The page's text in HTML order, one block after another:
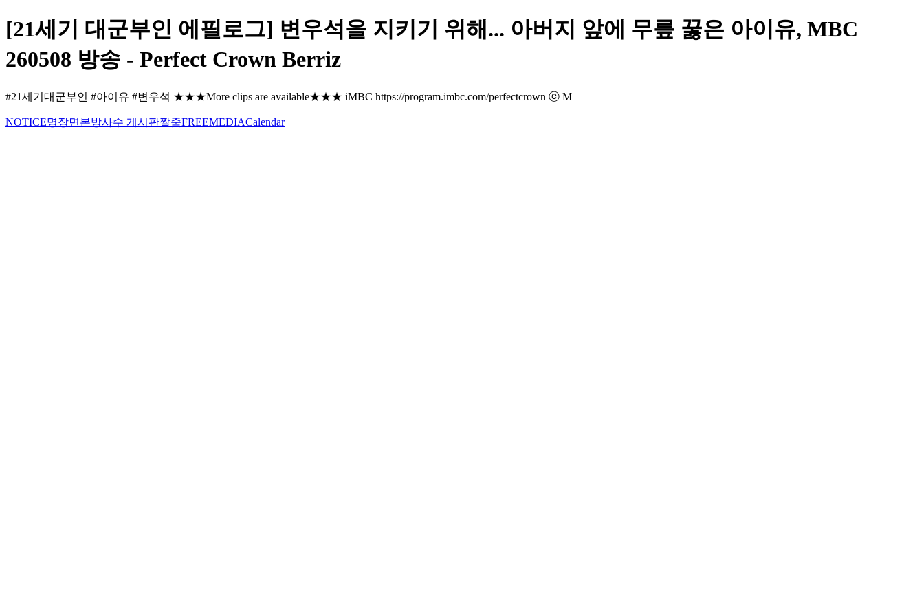
[21세기 대군부인 에필로그] 변우석을 지키기 위해... 아버지 앞에 무릎 꿇은 아이유, MBC
260508 방송 - Perfect Crown Berriz
#21세기대군부인 #아이유 #변우석 ★★★More clips are available★★★ iMBC https://program.imbc.com/perfectcrown ⓒ M
NOTICE명장면 본방사수 게시판짤줍FREEMEDIACalendar